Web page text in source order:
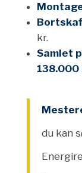
kr.
Samlet
138.000
du kan